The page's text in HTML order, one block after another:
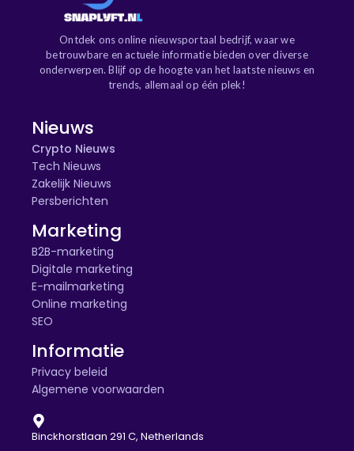
Ontdek ons online nieuwsportaal bedrijf, waar we
betrouwbare en actuele informatie bieden over diverse
onderwerpen. Blijf op de hoogte van het laatste nieuws en
trends, allemaal op één plek!
Nieuws
Crypto Nieuws
Tech Nieuws
Zakelijk Nieuws
Persberichten
Marketing
B2B-marketing
Digitale marketing
E-mailmarketing
Online marketing
SEO
Informatie
Privacy beleid
Algemene voorwaarden
Binckhorstlaan 291 C, Netherlands